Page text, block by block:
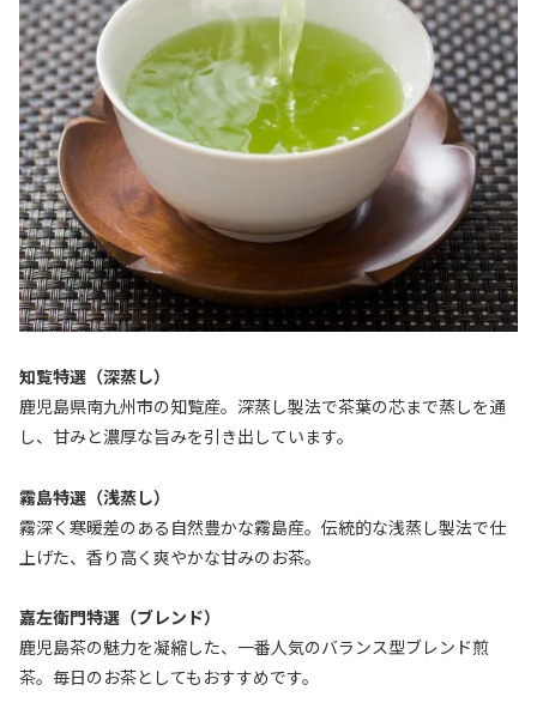
知覧特選（深蒸し）
鹿児島県南九州市の知覧産。深蒸し製法で茶葉の芯まで蒸しを通
し、甘みと濃厚な旨みを引き出しています。
霧島特選（浅蒸し）
霧深く寒暖差のある自然豊かな霧島産。伝統的な浅蒸し製法で仕
上げた、香り高く爽やかな甘みのお茶。
嘉左衛門特選（ブレンド）
鹿児島茶の魅力を凝縮した、一番人気のバランス型ブレンド煎
茶。毎日のお茶としてもおすすめです。